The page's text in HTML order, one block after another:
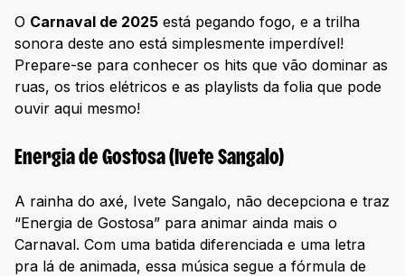
O Carnaval de 2025 está pegando fogo, e a trilha
sonora deste ano está simplesmente imperdível!
Prepare-se para conhecer os hits que vão dominar as
ruas, os trios elétricos e as playlists da folia que pode
ouvir aqui mesmo!
Energia de Gostosa (Ivete Sangalo)
A rainha do axé, Ivete Sangalo, não decepciona e traz
“Energia de Gostosa” para animar ainda mais o
Carnaval. Com uma batida diferenciada e uma letra
pra lá de animada, essa música segue a fórmula de